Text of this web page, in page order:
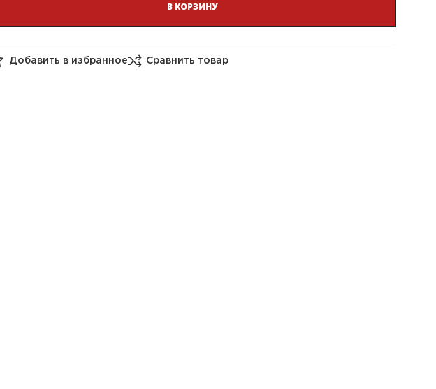
В КОРЗИНУ
Добавить в избранное Сравнить товар